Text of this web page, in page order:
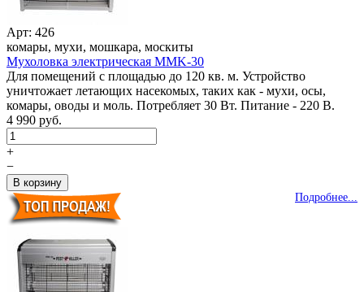
Арт: 426
комары, мухи, мошкара, москиты
Мухоловка электрическая MMK-30
Для помещений с площадью до 120 кв. м. Устройство
уничтожает летающих насекомых, таких как - мухи, осы,
комары, оводы и моль. Потребляет 30 Вт. Питание - 220 В.
4 990 руб.
+
−
Подробнее...